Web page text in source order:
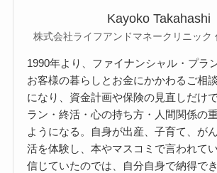
Kayoko Takahashi
株式会社ライフアンドマネークリニック
1990年より、ファイナンシャル・プラ
お客様の暮らしとお金にかかわるご相
になり、資金計画や保険の見直しだけ
ラン・終活・心の持ち方・人間関係の
ようになる。自身が出産、子育て、が
活を体験し、本やマスコミで言われて
信じていたのでは、自分自身で納得で